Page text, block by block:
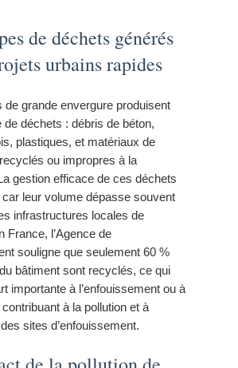
de déchets générés
urbains rapides
de grande envergure produisent
de déchets : débris de béton,
plastiques, et matériaux de
ou impropres à la
gestion efficace de ces déchets
car leur volume dépasse souvent
infrastructures locales de
France, l’Agence de
souligne que seulement 60 %
bâtiment sont recyclés, ce qui
importante à l’enfouissement ou à
contribuant à la pollution et à
des sites d’enfouissement.